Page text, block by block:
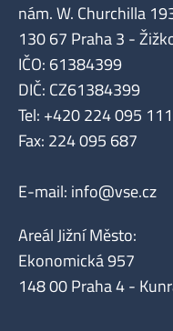
nám. W. Churchilla
130 67 Praha 3 -
IČO: 61384399
DIČ: CZ61384399
Tel: +420 224 095 111
Fax: 224 095 687
E-mail: info@vse.cz
Areál Jižní Město:
Ekonomická 957
148 00 Praha 4 -